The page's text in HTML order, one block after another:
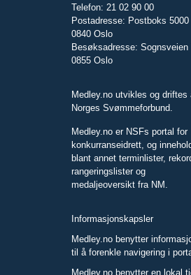
Telefon: 21 02 90 00
Postadresse: Postboks 5000
0840 Oslo
Besøksadresse: Sognsveien
0855 Oslo
Medley.no utvikles og driftes
Norges Svømmeforbund.
Medley.no er NSFs portal for
konkurranseidrett, og
blant annet terminlister,
rangeringslister og
medaljeoversikt fra NM.
Informasjonskapsler
Medley.no benytter
til å forenkle navigering i
Medley.no benytter en lokal